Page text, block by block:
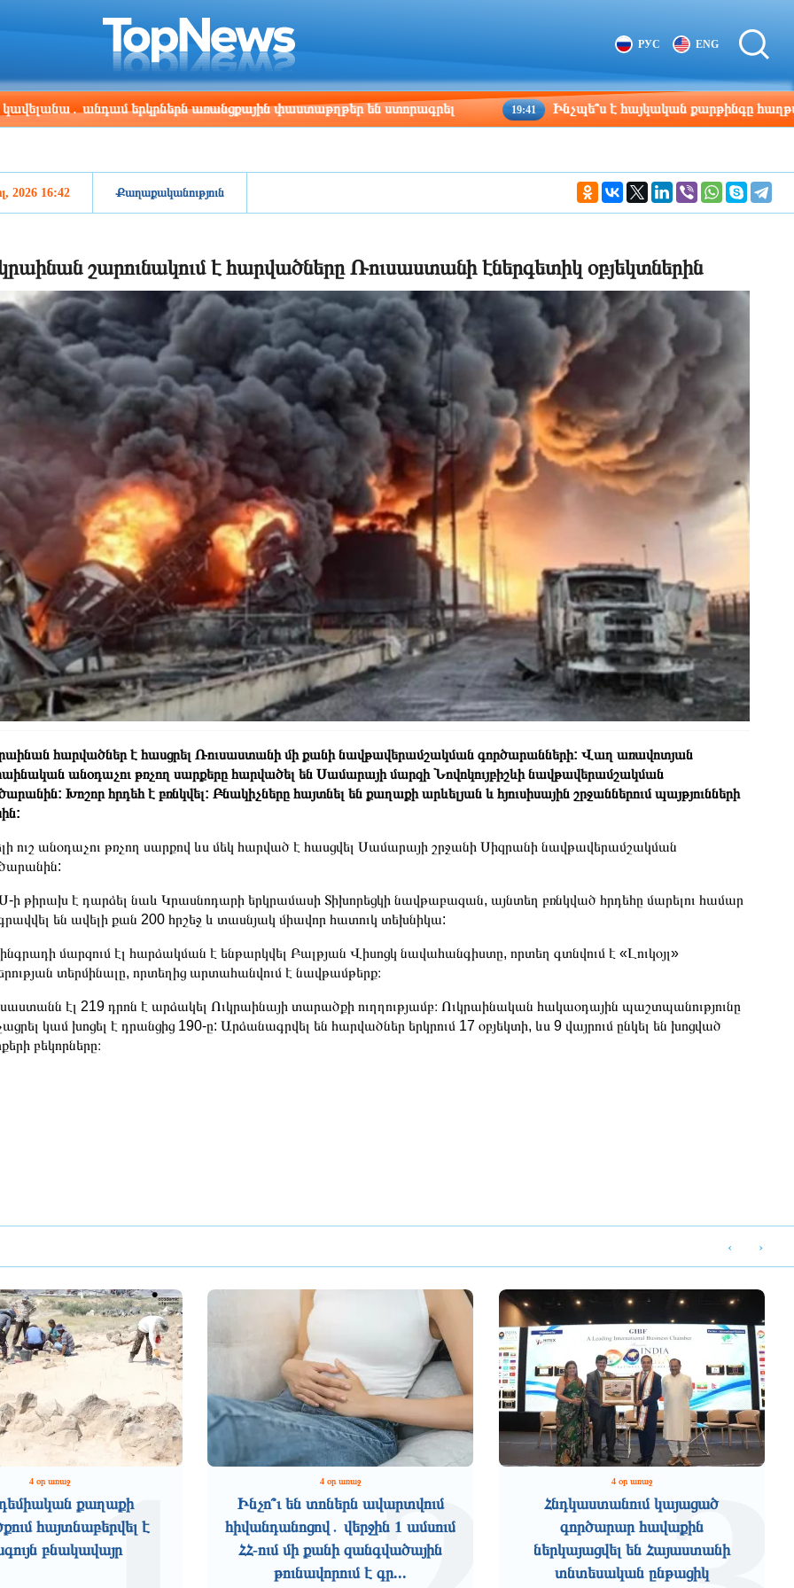
Los Angeles
15:13
Beijing
06:13 РУС ENG
անդամ երկրներն առանցքային փաստաթղթեր են ստորագրել 19:41 Ինչպե՞ս է հայկական քարթինգը հաղթահարում
2026 16:42 Քաղաքականություն
շարունակում է հարվածները Ռուսաստանի էներգետիկ օբյեկտներին
հարվածներ է հասցրել Ռուսաստանի մի քանի նավթավերամշակման գործարանների: Վաղ առավոտյան
անօդաչու թռչող սարքերը հարվածել են Սամարայի մարզի Նովոկույբիշևի նավթավերամշակման
Խոշոր հրդեհ է բռնկվել: Բնակիչները հայտնել են քաղաքի արևելյան և հյուսիսային շրջաններում պայթյունների
ուշ անօդաչու թռչող սարքով ևս մեկ հարված է հասցվել Սամարայի շրջանի Սիզրանի նավթավերամշակման
ի թիրախ է դարձել նաև Կրասնոդարի երկրամասի Տիխորեցկի նավթաբազան, այնտեղ բռնկված հրդեհը մարելու համար
են ավելի քան 200 հրշեջ և տասնյակ միավոր հատուկ տեխնիկա:
մարզում էլ հարձակման է ենթարկվել Բալթյան Վիսոցկ նավահանգիստը, որտեղ գտնվում է «Լուկօյլ»
տերմինալը, որտեղից արտահանվում է նավթամթերք։
էլ 219 դրոն է արձակել Ուկրաինայի տարածքի ուղղությամբ։ Ուկրաինական հակաօդային պաշտպանությունը
կամ խոցել է դրանցից 190-ը: Արձանագրվել են հարվածներ երկրում 17 օբյեկտի, ևս 9 վայրում ընկել են խոցված
բեկորները։
4 օր առաջ
քաղաքի
հայտնաբերվել է
բնակավայր
4 օր առաջ
Ինչո՞ւ են տոներն ավարտվում
հիվանդանոցով․ վերջին 1 ամսում
ՀՀ-ում մի քանի զանգվածային
թունավորում է գր...
4 օր առաջ
Հնդկաստանում կայացած
գործարար հավաքին
ներկայացվել են Հայաստանի
տնտեսական ընթացիկ
‹ ›